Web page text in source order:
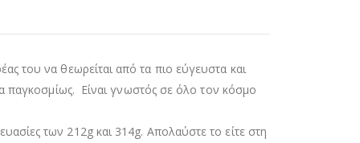
του να θεωρείται από τα πιο εύγευστα και
παγκοσμίως. Είναι γνωστός σε όλο τον κόσμο
των 212g και 314g. Απολαύστε το είτε στη